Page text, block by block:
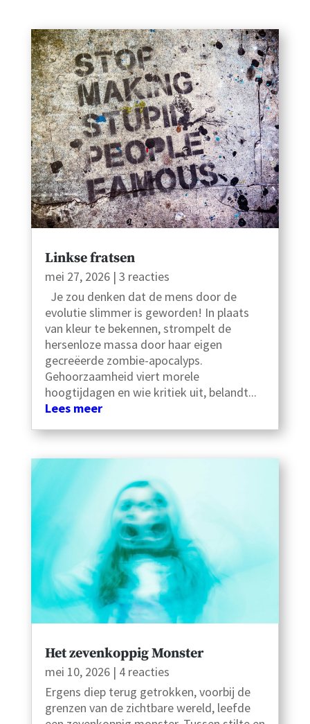
Linkse fratsen
mei 27, 2026| 3 reacties
Je zou denken dat de mens door de
evolutie slimmer is geworden! In plaats
van kleur te bekennen, strompelt de
hersenloze massa door haar eigen
gecreëerde zombie-apocalyps.
Gehoorzaamheid viert morele
hoogtijdagen en wie kritiek uit, belandt...
Lees meer
Het zevenkoppig Monster
mei 10, 2026| 4 reacties
Ergens diep terug getrokken, voorbij de
grenzen van de zichtbare wereld, leefde